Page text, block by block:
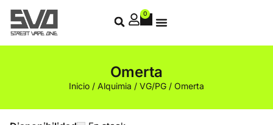
0
Omerta
Inicio / Alquimia / VG/PG / Omerta